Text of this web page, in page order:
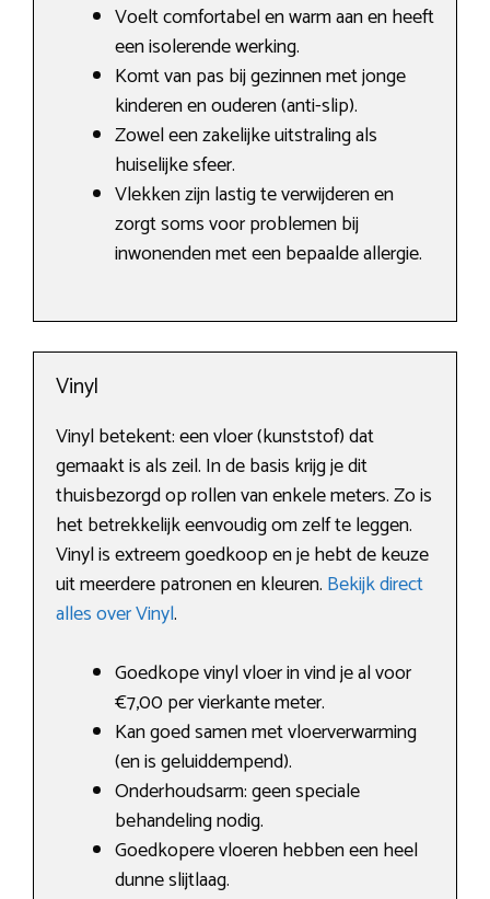
Voelt comfortabel en warm aan en heeft
een isolerende werking.
Komt van pas bij gezinnen met jonge
kinderen en ouderen (anti-slip).
Zowel een zakelijke uitstraling als
huiselijke sfeer.
Vlekken zijn lastig te verwijderen en
zorgt soms voor problemen bij
inwonenden met een bepaalde allergie.
Vinyl
Vinyl betekent: een vloer (kunststof) dat
gemaakt is als zeil. In de basis krijg je dit
thuisbezorgd op rollen van enkele meters. Zo is
het betrekkelijk eenvoudig om zelf te leggen.
Vinyl is extreem goedkoop en je hebt de keuze
uit meerdere patronen en kleuren. Bekijk direct
alles over Vinyl.
Goedkope vinyl vloer in vind je al voor
€7,00 per vierkante meter.
Kan goed samen met vloerverwarming
(en is geluiddempend).
Onderhoudsarm: geen speciale
behandeling nodig.
Goedkopere vloeren hebben een heel
dunne slijtlaag.